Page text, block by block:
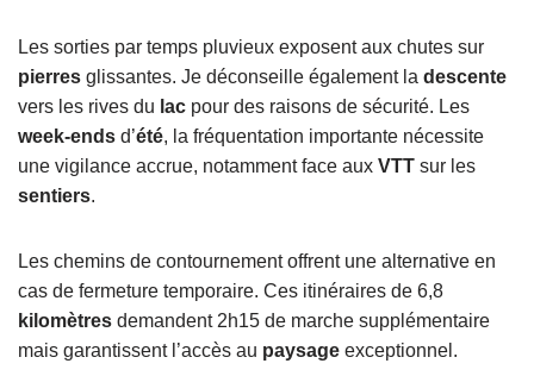
Les sorties par temps pluvieux exposent aux chutes sur
pierres glissantes. Je déconseille également la descente
vers les rives du lac pour des raisons de sécurité. Les
week-ends d’été, la fréquentation importante nécessite
une vigilance accrue, notamment face aux VTT sur les
sentiers.
Les chemins de contournement offrent une alternative en
cas de fermeture temporaire. Ces itinéraires de 6,8
kilomètres demandent 2h15 de marche supplémentaire
mais garantissent l’accès au paysage exceptionnel.